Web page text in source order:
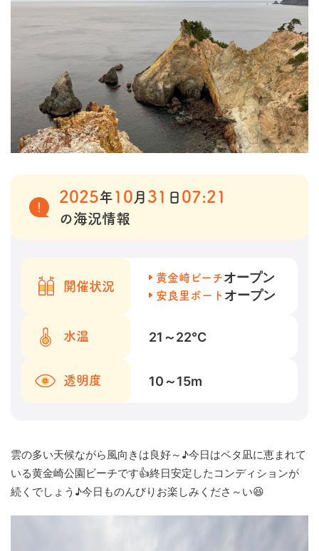
2025年 10 月 31 日 07:21
の海況情報
開催状況
黄金崎ビーチオープン
安良里ボート オープン
水温 21～22℃
透明度 10～15m
雲の多い天候ながら風向きは良好～♪今日はベタ凪に恵まれて
いる黄金崎公園ビーチです👍終日安定したコンディションが
続くでしょう♪今日ものんびりお楽しみくださ～い😆